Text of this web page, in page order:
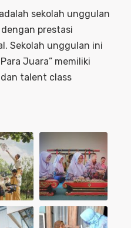
sekolah unggulan
prestasi
Sekolah unggulan ini
Juara” memiliki
talent class